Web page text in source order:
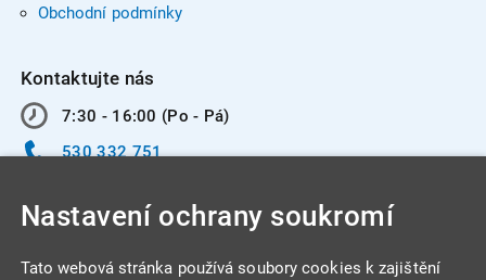
Obchodní podmínky
Kontaktujte nás
7:30 - 16:00 (Po - Pá)
530 332 751
Nastavení ochrany soukromí
Tato webová stránka používá soubory cookies k zajištění